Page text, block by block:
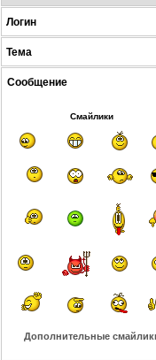
Логин
Тема
Сообщение
Смайлики
Дополнительные